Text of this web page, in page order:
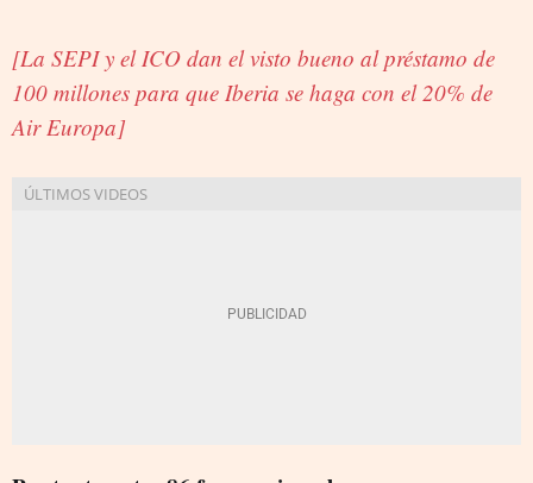
[La SEPI y el ICO dan el visto bueno al préstamo de
100 millones para que Iberia se haga con el 20% de
Air Europa]